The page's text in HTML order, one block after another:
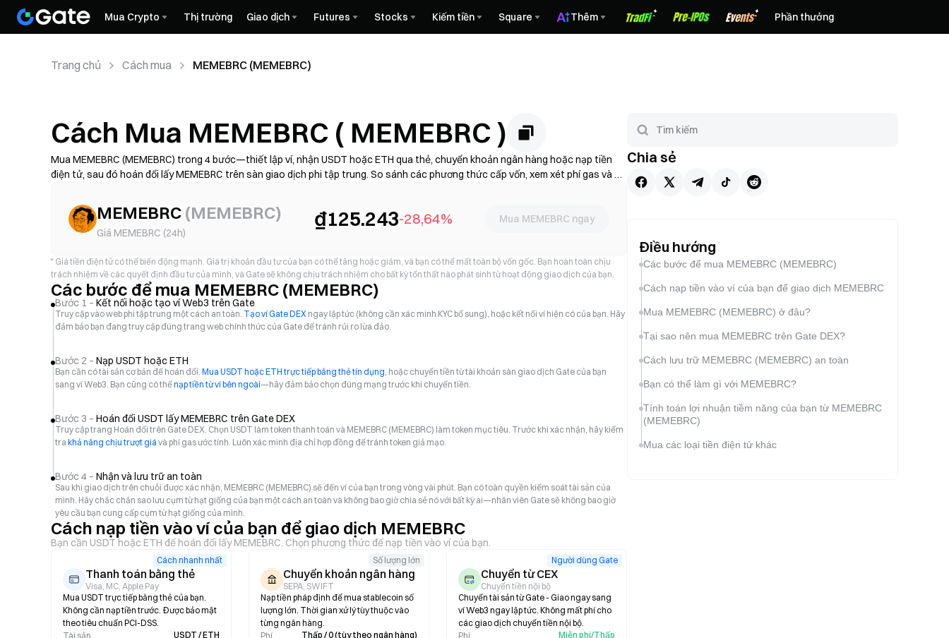
Mua Crypto Thị trường Giao dịch Futures Stocks Kiếm tiền Square Thêm Phần thưởng
Trang chủ Cách mua MEMEBRC (MEMEBRC)
Cách Mua MEMEBRC ( MEMEBRC )
Mua MEMEBRC (MEMEBRC) trong 4 bước—thiết lập ví, nhận USDT hoặc ETH qua thẻ, chuyển khoản ngân hàng hoặc nạp tiền
điện tử, sau đó hoán đổi lấy MEMEBRC trên sàn giao dịch phi tập trung. So sánh các phương thức cấp vốn, xem xét phí gas và độ
thuộc vào mạng lưới và nhà cung cấp.
MEMEBRC (MEMEBRC)
Giá MEMEBRC (24h)
₫125.243-28,64% Mua MEMEBRC ngay
* Giá tiền điện tử có thể biến động mạnh. Giá trị khoản đầu tư của bạn có thể tăng hoặc giảm, và bạn có thể mất toàn bộ vốn gốc. Bạn hoàn toàn chịu
trách nhiệm về các quyết định đầu tư của mình, và Gate sẽ không chịu trách nhiệm cho bất kỳ tổn thất nào phát sinh từ hoạt động giao dịch của bạn.
Các bước để mua MEMEBRC (MEMEBRC)
Bước 1 – Kết nối hoặc tạo ví Web3 trên Gate
Truy cập vào web phi tập trung một cách an toàn. Tạo ví Gate DEX ngay lập tức (không cần xác minh KYC bổ sung), hoặc kết nối ví hiện có của bạn. Hãy
đảm bảo bạn đang truy cập đúng trang web chính thức của Gate để tránh rủi ro lừa đảo.
Bước 2 – Nạp USDT hoặc ETH
Bạn cần có tài sản cơ bản để hoán đổi. Mua USDT hoặc ETH trực tiếp bằng thẻ tín dụng, hoặc chuyển tiền từ tài khoản sàn giao dịch Gate của bạn
sang ví Web3. Bạn cũng có thểnạp tiền từ ví bên ngoài—hãy đảm bảo chọn đúng mạng trước khi chuyển tiền.
Bước 3 – Hoán đổi USDT lấy MEMEBRC trên Gate DEX
Truy cập trang Hoán đổi trên Gate DEX. Chọn USDT làm token thanh toán và MEMEBRC (MEMEBRC) làm token mục tiêu. Trước khi xác nhận, hãy kiểm
tra khả năng chịu trượt giá và phí gas ước tính. Luôn xác minh địa chỉ hợp đồng để tránh token giả mạo.
Bước 4 – Nhận và lưu trữ an toàn
Sau khi giao dịch trên chuỗi được xác nhận, MEMEBRC (MEMEBRC) sẽ đến ví của bạn trong vòng vài phút. Bạn có toàn quyền kiểm soát tài sản của
mình. Hãy chắc chắn sao lưu cụm từ hạt giống của bạn một cách an toàn và không bao giờ chia sẻ nó với bất kỳ ai—nhân viên Gate sẽ không bao giờ
yêu cầu bạn cung cấp cụm từ hạt giống của mình.
Cách nạp tiền vào ví của bạn để giao dịch MEMEBRC
Bạn cần USDT hoặc ETH để hoán đổi lấy MEMEBRC. Chọn phương thức để nạp tiền vào ví của bạn.
Cách nhanh nhất
Thanh toán bằng thẻ
Visa, MC, Apple Pay
Mua USDT trực tiếp bằng thẻ của bạn.
Không cần nạp tiền trước. Được bảo mật
theo tiêu chuẩn PCI-DSS.
Tài sản
USDT / ETH
Số lượng lớn
Chuyển khoản ngân hàng
SEPA, SWIFT
Nạp tiền pháp định để mua stablecoin số
lượng lớn. Thời gian xử lý tùy thuộc vào
từng ngân hàng.
Phí
Thấp / 0 (tùy theo ngân hàng)
Người dùng Gate
Chuyển từ CEX
Chuyển tiền nội bộ
Chuyển tài sản từ Gate - Giao ngay sang
ví Web3 ngay lập tức. Không mất phí cho
các giao dịch chuyển tiền nội bộ.
Phí
Miễn phí/Thấp
Chia sẻ
Điều hướng
Các bước để mua MEMEBRC (MEMEBRC)
Cách nạp tiền vào ví của bạn để giao dịch MEMEBRC
Mua MEMEBRC (MEMEBRC) ở đâu?
Tại sao nên mua MEMEBRC trên Gate DEX?
Cách lưu trữ MEMEBRC (MEMEBRC) an toàn
Bạn có thể làm gì với MEMEBRC?
Tính toán lợi nhuận tiềm năng của bạn từ MEMEBRC
(MEMEBRC)
Mua các loại tiền điện tử khác